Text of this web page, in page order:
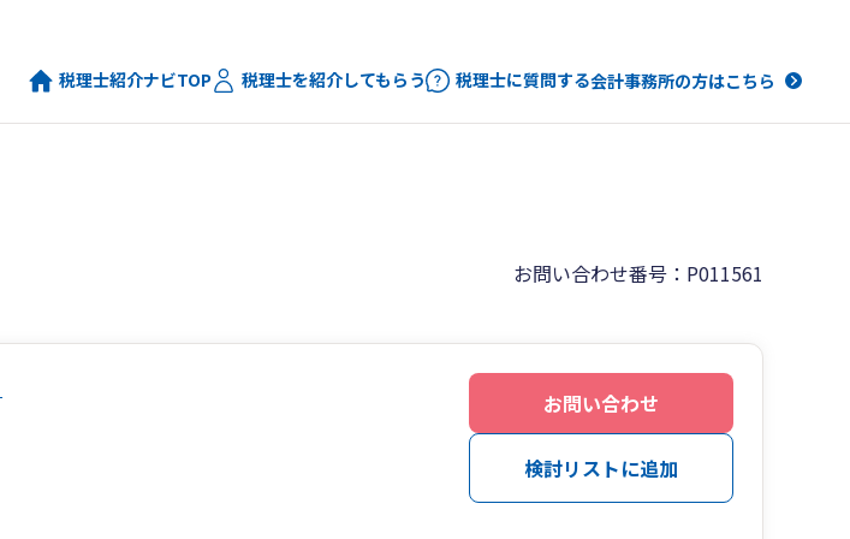
税理士紹介ナビTOP 税理士を紹介してもらう 税理士に質問する会計事務所の方はこちら
お問い合わせ番号：P011561
お問い合わせ
検討リストに追加